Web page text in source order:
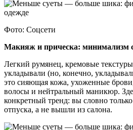
Фото: Соцсети
Макияж и прическа: минимализм
Легкий румянец, кремовые
укладывали (но, конечно,
это сияющая кожа, ухоженные
волосы и нейтральный маникюр.
конкретный тренд: вы словно
отпуска, а не вышли из салона.